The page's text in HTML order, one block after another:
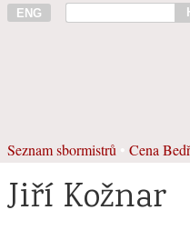
ENG
Seznam sbormistrů Cena
Jiří Kožnar